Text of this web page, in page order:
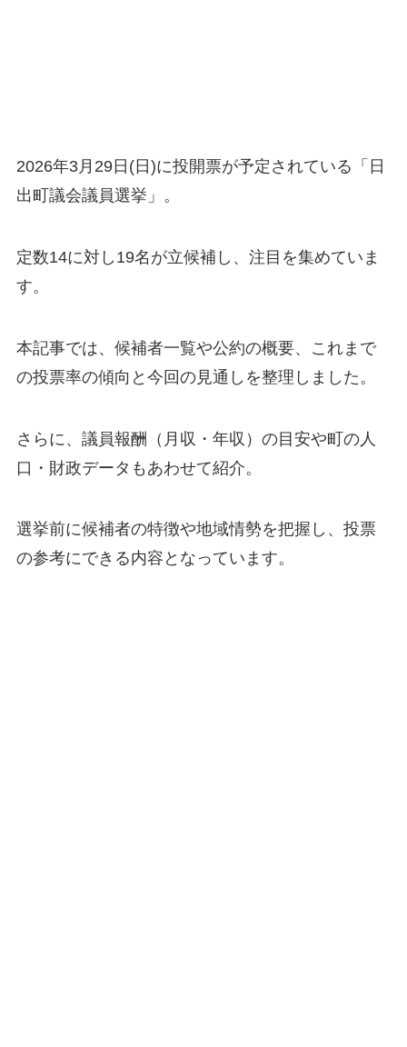
2026年3月29日(日)に投開票が予定されている「日
出町議会議員選挙」。
定数14に対し19名が立候補し、注目を集めていま
す。
本記事では、候補者一覧や公約の概要、これまで
の投票率の傾向と今回の見通しを整理しました。
さらに、議員報酬（月収・年収）の目安や町の人
口・財政データもあわせて紹介。
選挙前に候補者の特徴や地域情勢を把握し、投票
の参考にできる内容となっています。